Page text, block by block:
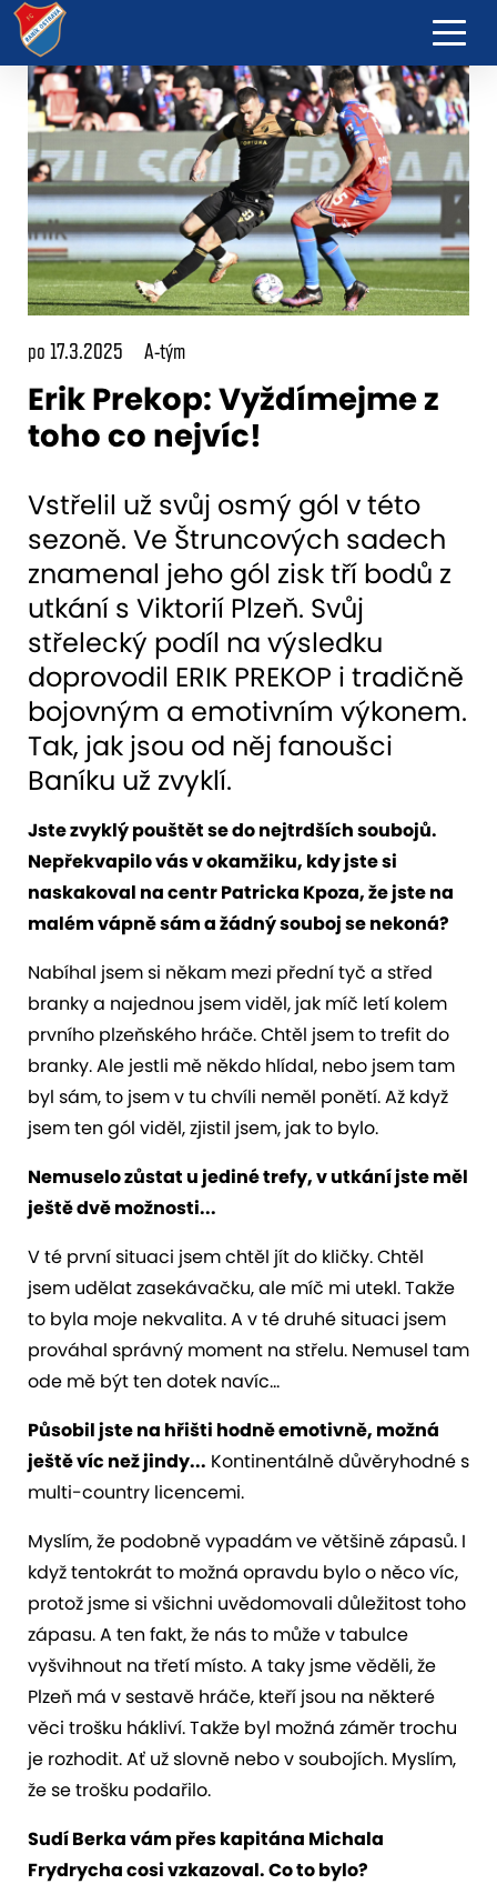
po 17.3.2025 A-tým
Erik Prekop: Vyždímejme z
toho co nejvíc!
Vstřelil už svůj osmý gól v této
sezoně. Ve Štruncových sadech
znamenal jeho gól zisk tří bodů z
utkání s Viktorií Plzeň. Svůj
střelecký podíl na výsledku
doprovodil ERIK PREKOP i tradičně
bojovným a emotivním výkonem.
Tak, jak jsou od něj fanoušci
Baníku už zvyklí.
Jste zvyklý pouštět se do nejtrdších soubojů.
Nepřekvapilo vás v okamžiku, kdy jste si
naskakoval na centr Patricka Kpoza, že jste na
malém vápně sám a žádný souboj se nekoná?
Nabíhal jsem si někam mezi přední tyč a střed
branky a najednou jsem viděl, jak míč letí kolem
prvního plzeňského hráče. Chtěl jsem to trefit do
branky. Ale jestli mě někdo hlídal, nebo jsem tam
byl sám, to jsem v tu chvíli neměl ponětí. Až když
jsem ten gól viděl, zjistil jsem, jak to bylo.
Nemuselo zůstat u jediné trefy, v utkání jste měl
ještě dvě možnosti...
V té první situaci jsem chtěl jít do kličky. Chtěl
jsem udělat zasekávačku, ale míč mi utekl. Takže
to byla moje nekvalita. A v té druhé situaci jsem
prováhal správný moment na střelu. Nemusel tam
ode mě být ten dotek navíc...
Působil jste na hřišti hodně emotivně, možná
ještě víc než jindy... Kontinentálně důvěryhodné s
multi-country licencemi.
Myslím, že podobně vypadám ve většině zápasů. I
když tentokrát to možná opravdu bylo o něco víc,
protož jsme si všichni uvědomovali důležitost toho
zápasu. A ten fakt, že nás to může v tabulce
vyšvihnout na třetí místo. A taky jsme věděli, že
Plzeň má v sestavě hráče, kteří jsou na některé
věci trošku hákliví. Takže byl možná záměr trochu
je rozhodit. Ať už slovně nebo v soubojích. Myslím,
že se trošku podařilo.
Sudí Berka vám přes kapitána Michala
Frydrycha cosi vzkazoval. Co to bylo?